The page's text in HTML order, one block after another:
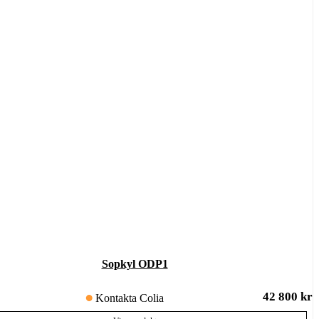
Sopkyl ODP1
Kontakta Colia 42 800 kr